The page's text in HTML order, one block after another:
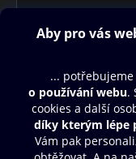
Obsah ke stažení
Moje O2 Knihovna
Další zábava